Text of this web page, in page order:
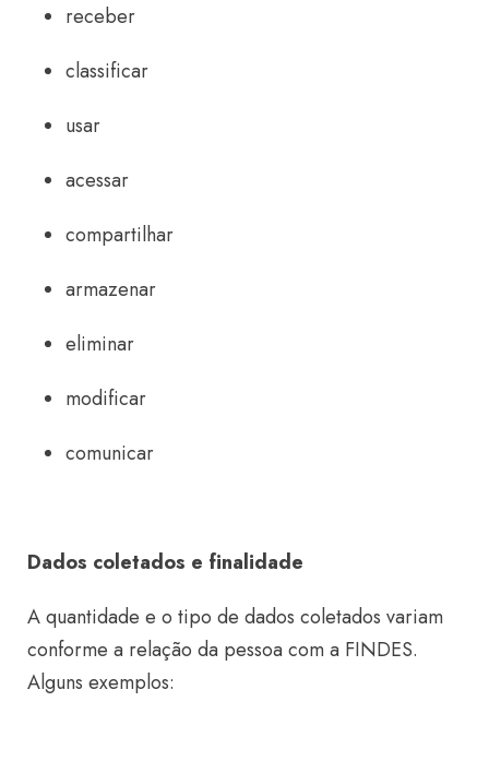
receber
classificar
usar
acessar
compartilhar
armazenar
eliminar
modificar
comunicar
Dados coletados e finalidade
A quantidade e o tipo de dados coletados variam
conforme a relação da pessoa com a FINDES.
Alguns exemplos: